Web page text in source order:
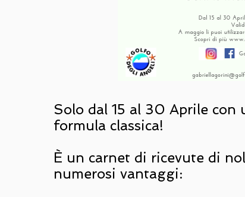
Solo dal 15 al 30 Aprile
formula classica!
È un carnet di ricevute di
numerosi vantaggi: